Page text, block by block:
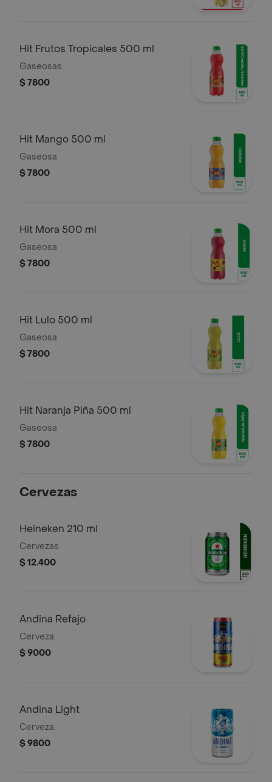
Hit Frutos Tropicales 500 ml
Gaseosas
$ 7800
Hit Mango 500 ml
Gaseosa
$ 7800
Hit Mora 500 ml
Gaseosa
$ 7800
Hit Lulo 500 ml
Gaseosa
$ 7800
Hit Naranja Piña 500 ml
Gaseosa
$ 7800
Cervezas
Heineken 210 ml
Cervezas
$ 12.400
Andina Refajo
Cerveza.
$ 9000
Andina Light
Cerveza.
$ 9800